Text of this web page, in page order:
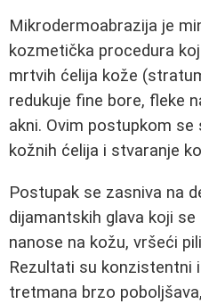
Mikrodermoabrazija je
kozmetička procedura
mrtvih ćelija kože
redukuje fine bore, fleke
akni. Ovim postupkom
kožnih ćelija i stvaranje
Postupak se zasniva na
dijamantskih glava koji
nanose na kožu, vršeći
Rezultati su konzistentni
tretmana brzo